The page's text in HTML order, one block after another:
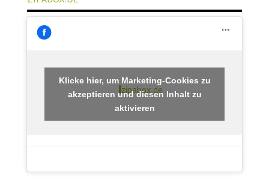
zipabox.de
Klicke hier, um Marketing-Cookies zu
akzeptieren und diesen Inhalt zu
aktivieren